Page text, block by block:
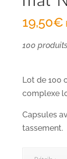
19,50€
100
Lot de 100
complexe
Capsules
tassement.